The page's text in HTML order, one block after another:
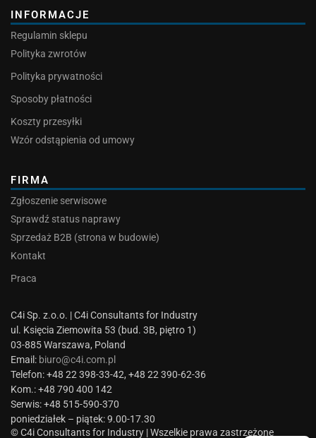
INFORMACJE
Regulamin sklepu
Polityka zwrotów
Polityka prywatności
Sposoby płatności
Koszty przesyłki
Wzór odstąpienia od umowy
FIRMA
Zgłoszenie serwisowe
Sprawdź status naprawy
Sprzedaż B2B (strona w budowie)
Kontakt
Praca
C4i Sp. z.o.o. | C4i Consultants for Industry
ul. Księcia Ziemowita 53 (bud. 3B, piętro 1)
03-885 Warszawa, Poland
Email: biuro@c4i.com.pl
Telefon: +48 22 398-33-42, +48 22 390-62-36
Kom.: +48 790 400 142
Serwis: +48 515-590-370
poniedziałek – piątek: 9.00-17.30
© C4i Consultants for Industry | Wszelkie prawa zastrzeżone